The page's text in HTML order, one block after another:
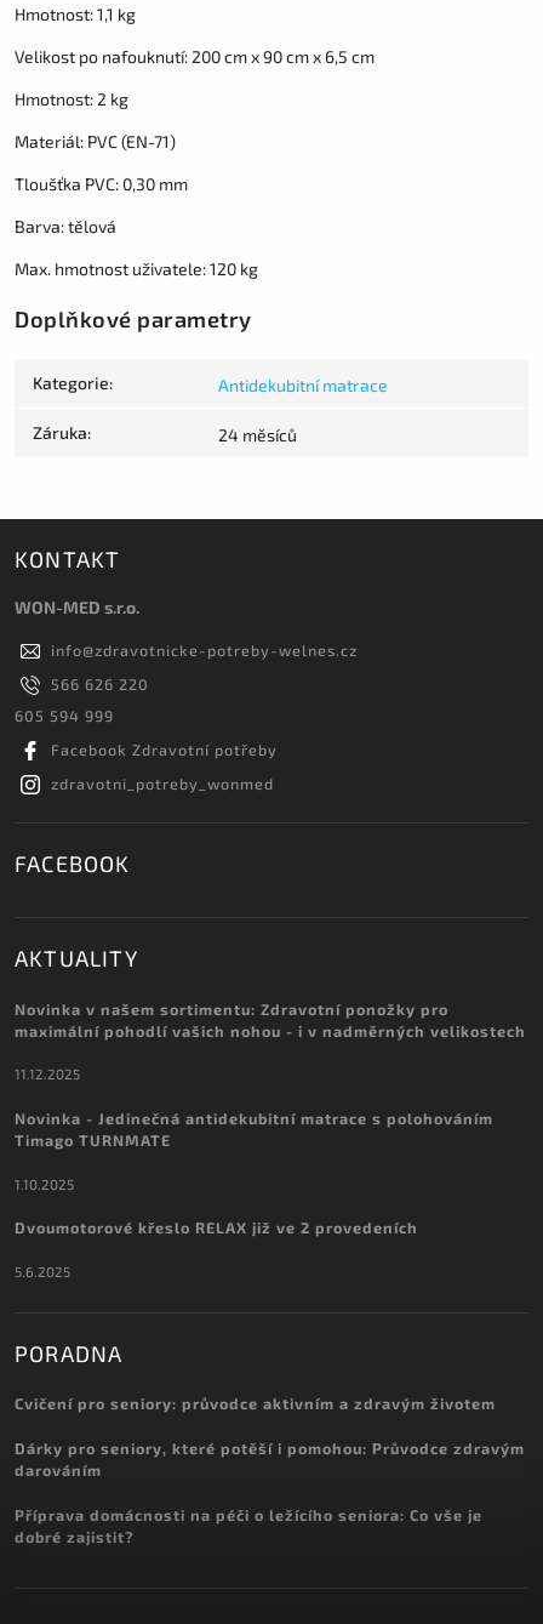
Hmotnost: 1,1 kg
Velikost po nafouknutí: 200 cm x 90 cm x 6,5 cm
Hmotnost: 2 kg
Materiál: PVC (EN-71)
Tloušťka PVC: 0,30 mm
Barva: tělová
Max. hmotnost uživatele: 120 kg
Doplňkové parametry
Kategorie: Antidekubitní matrace
Záruka: 24 měsíců
KONTAKT
WON-MED s.r.o.
info@zdravotnicke-potreby-welnes.cz
566 626 220
605 594 999
Facebook Zdravotní potřeby
zdravotni_potreby_wonmed
FACEBOOK
AKTUALITY
Novinka v našem sortimentu: Zdravotní ponožky pro
maximální pohodlí vašich nohou - i v nadměrných velikostech
11.12.2025
Novinka - Jedinečná antidekubitní matrace s polohováním
Timago TURNMATE
1.10.2025
Dvoumotorové křeslo RELAX již ve 2 provedeních
5.6.2025
PORADNA
Cvičení pro seniory: průvodce aktivním a zdravým životem
Dárky pro seniory, které potěší i pomohou: Průvodce zdravým
darováním
Příprava domácnosti na péči o ležícího seniora: Co vše je
dobré zajistit?